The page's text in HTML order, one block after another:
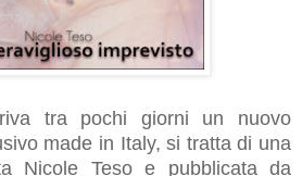
tra pochi giorni un nuovo
made in Italy, si tratta di una
Nicole Teso e pubblicata da